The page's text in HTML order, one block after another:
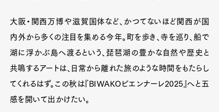
Art&Design Watch
大阪・関西万博や滋賀国体など、かつてないほど関西が国
内外から多くの注目を集める今年。町を歩き、寺を巡り、船で
湖に浮かぶ島へ渡るという、琵琶湖の豊かな自然や歴史と
共鳴するアートは、日常から離れた旅のような時間をもたらし
てくれるはず。この秋は『BIWAKOビエンナーレ2025』へと五
感を開いて出かけたい。